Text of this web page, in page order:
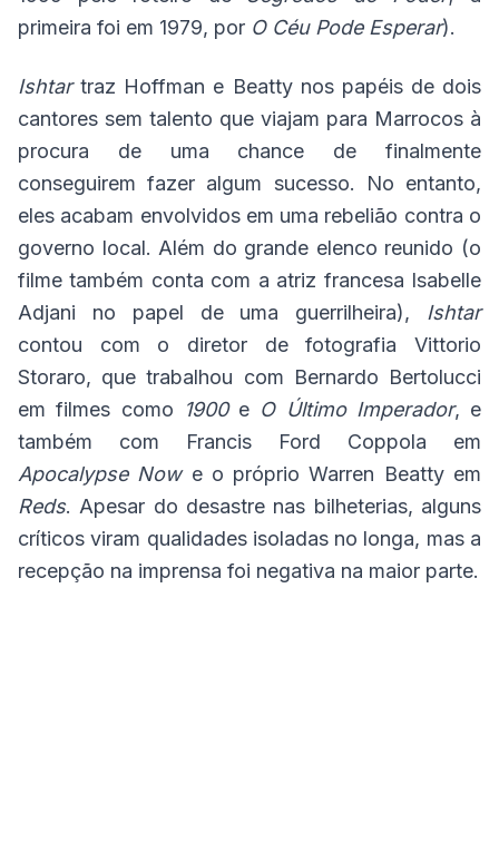
primeira foi em 1979, por O Céu Pode Esperar).
Ishtartraz Hoffman e Beatty nos papéis de dois
cantores sem talento que viajam para Marrocos à
procura de uma chance de finalmente
conseguirem fazer algum sucesso. No entanto,
eles acabam envolvidos em uma rebelião contra o
governo local. Além do grande elenco reunido (o
filme também conta com a atriz francesa Isabelle
Adjani no papel de uma guerrilheira), Ishtar
contou com o diretor de fotografia Vittorio
Storaro, que trabalhou com Bernardo Bertolucci
em filmes como
1900e O Último Imperador, e
também com Francis Ford Coppola em
Apocalypse Nowe o próprio Warren Beatty em
Reds. Apesar do desastre nas bilheterias, alguns
críticos viram qualidades isoladas no longa, mas a
recepção na imprensa foi negativa na maior parte.